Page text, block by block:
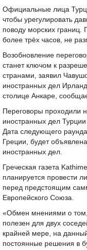
Официальные лица
чтобы урегулировать
поводу морских границ.
более трёх часов, не
Возобновление
станет ключом к
странами, заявил
иностранных дел
столице Анкаре,
Переговоры проходили
иностранных дел Турции
Дата следующего
Греции, будет
иностранных дел.
Греческая газета
планируется провести
перед предстоящим
Европейского Союза.
«Обмен мнениями о том,
полезен для двух
крайней мере, на
постоянные решения в